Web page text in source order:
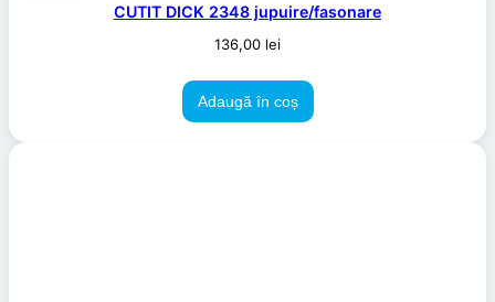
CUTIT DICK 2348 jupuire/fasonare
136,00 lei
Adaugă în coș